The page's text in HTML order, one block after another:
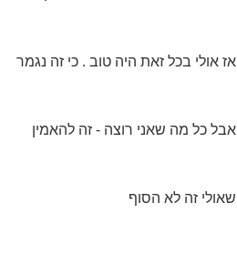
אז אולי בכל זאת היה טוב . כי זה נגמר
אבל כל מה שאני רוצה - זה להאמין
שאולי זה לא הסוף